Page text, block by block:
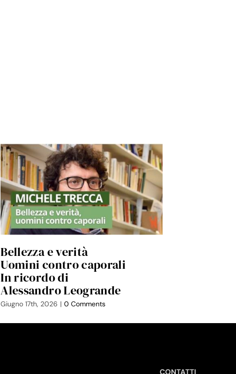
Bellezza e verità
Uomini contro caporali
In ricordo di
Alessandro Leogrande
Giugno 17th, 2026 | 0 Comments
CONTATTI